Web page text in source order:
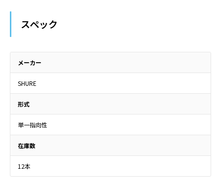
スペック
メーカー
SHURE
形式
単一指向性
在庫数
12本